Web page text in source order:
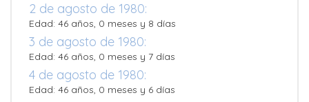
2 de agosto de 1980:
Edad: 46 años, 0 meses y 8 días
3 de agosto de 1980:
Edad: 46 años, 0 meses y 7 días
4 de agosto de 1980:
Edad: 46 años, 0 meses y 6 días